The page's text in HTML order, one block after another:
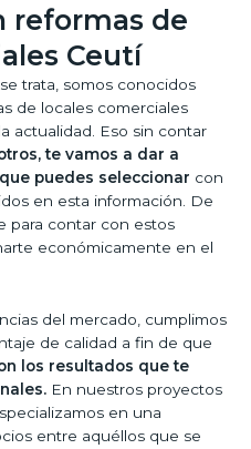
reformas de
Ceutí
trata, somos conocidos
de locales comerciales
actualidad. Eso sin contar
te vamos a dar a
puedes seleccionar con
en esta información. De
para contar con estos
económicamente en el
del mercado, cumplimos
de calidad a fin de que
los resultados que te
En nuestros proyectos
en una
entre aquéllos que se